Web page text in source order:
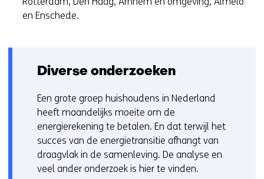
e
r
w
e
w
n
en Enschede.
Diverse onderzoeken
Een grote groep huishoudens in Nederland
heeft maandelijks moeite om de
energierekening te betalen. En dat terwijl het
succes van de energietransitie afhangt van
draagvlak in de samenleving. De analyse en
veel ander onderzoek is hier te vinden.